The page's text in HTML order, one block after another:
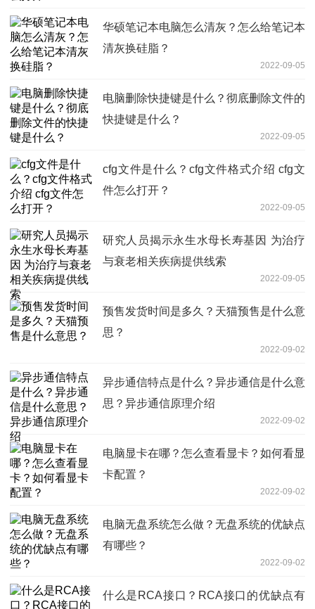
华硕笔记本电脑怎么清灰？怎么给笔记本
清灰换硅脂？
2022-09-05
电脑删除快捷键是什么？彻底删除文件的
快捷键是什么？
2022-09-05
cfg文件是什么？cfg文件格式介绍 cfg文
件怎么打开？
2022-09-05
研究人员揭示永生水母长寿基因 为治疗
与衰老相关疾病提供线索
2022-09-05
预售发货时间是多久？天猫预售是什么意
思？
2022-09-02
异步通信特点是什么？异步通信是什么意
思？异步通信原理介绍
2022-09-02
电脑显卡在哪？怎么查看显卡？如何看显
卡配置？
2022-09-02
电脑无盘系统怎么做？无盘系统的优缺点
有哪些？
2022-09-02
什么是RCA接口？RCA接口的优缺点有